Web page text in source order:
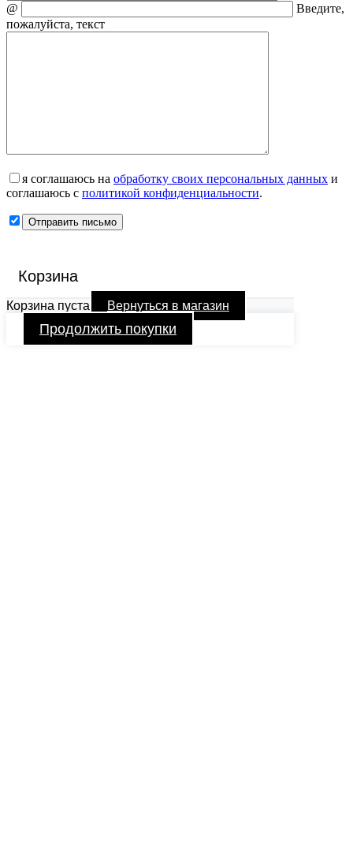
@
Введите,
пожалуйста, текст
я соглашаюсь на обработку своих персональных данных и
соглашаюсь с политикой конфиденциальности.
Корзина
Корзина пуста Вернуться в магазин
Продолжить покупки